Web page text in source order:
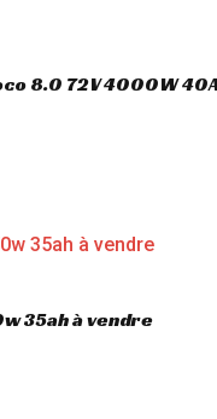
8.0 72V 4000W
35ah à vendre